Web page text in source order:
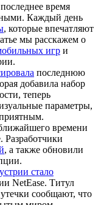
время
Каждый день
, которые впечатляют
мы расскажем о
игр и
последнюю
добавила набор
теперь
параметры,
времени
Разработчики
, а также обновили
стало
NetEase. Титул
сообщают, что